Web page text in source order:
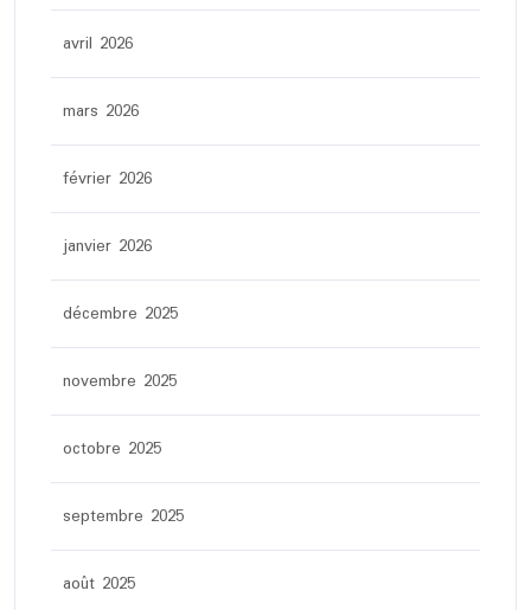
avril 2026
mars 2026
février 2026
janvier 2026
décembre 2025
novembre 2025
octobre 2025
septembre 2025
août 2025